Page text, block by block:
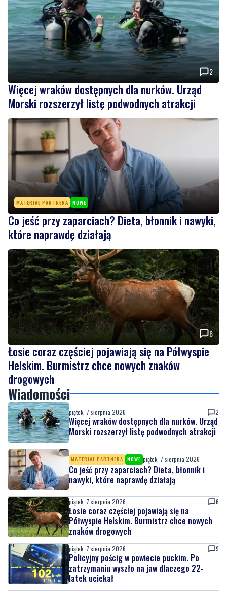
2
Więcej wraków dostępnych dla nurków. Urząd
Morski rozszerzył listę podwodnych atrakcji
MATERIAŁ PARTNERA NOWE
Co jeść przy zaparciach? Dieta, błonnik i nawyki,
które naprawdę działają
6
Łosie coraz częściej pojawiają się na Półwyspie
Helskim. Burmistrz chce nowych znaków
drogowych
Wiadomości
Morski rozszerzył listę podwodnych atrakcji
MATERIAŁ PARTNERA NOWE piątek, 7 sierpnia 2026
Co jeść przy zaparciach? Dieta, błonnik i
piątek, 7 sierpnia 2026
Łosie coraz częściej pojawiają się na
Półwyspie Helskim. Burmistrz chce nowych
znaków drogowych
piątek, 7 sierpnia 2026
Policyjny pościg w powiecie puckim. Po
zatrzymaniu wyszło na jaw dlaczego 22-
latek uciekał